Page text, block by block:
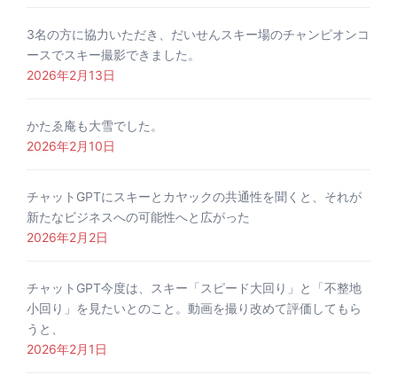
3名の方に協力いただき、だいせんスキー場のチャンピオンコ
ースでスキー撮影できました。
2026年2月13日
かたゑ庵も大雪でした。
2026年2月10日
チャットGPTにスキーとカヤックの共通性を聞くと、それが
新たなビジネスへの可能性へと広がった
2026年2月2日
チャットGPT今度は、スキー「スピード大回り」と「不整地
小回り」を見たいとのこと。動画を撮り改めて評価してもら
うと、
2026年2月1日